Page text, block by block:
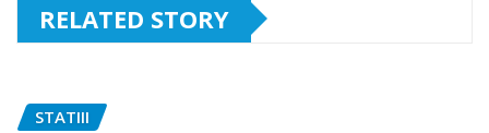
RELATED STORY
STATIII